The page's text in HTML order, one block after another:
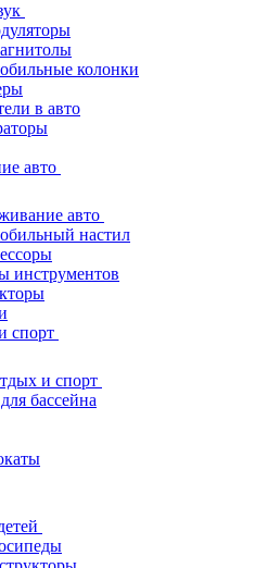
колонки
в авто
авто
авто
настил
инструментов
спорт
и спорт
бассейна